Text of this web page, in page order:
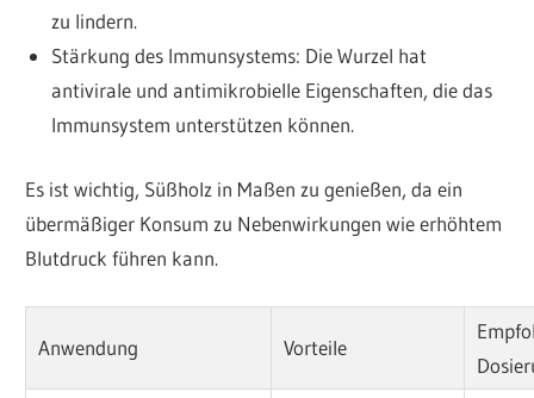
zu lindern.
Stärkung des Immunsystems: Die Wurzel hat
antivirale und antimikrobielle Eigenschaften, die das
Immunsystem unterstützen können.
Es ist wichtig, Süßholz in Maßen zu genießen, da ein
übermäßiger Konsum zu Nebenwirkungen wie erhöhtem
Blutdruck führen kann.
Anwendung Vorteile